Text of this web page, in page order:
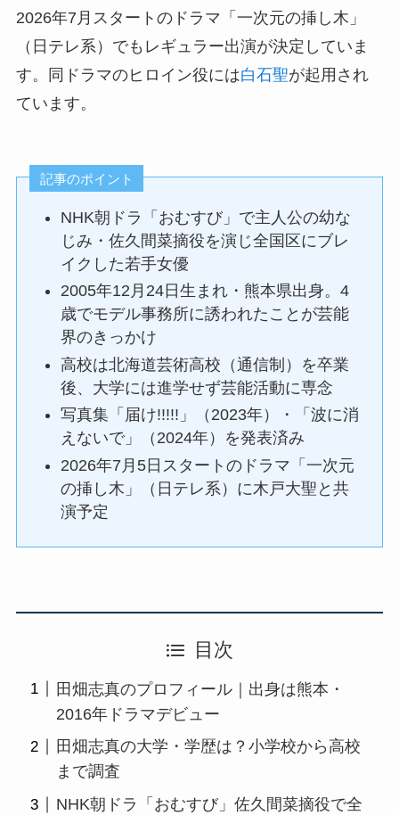
2026年7月スタートのドラマ「一次元の挿し木」
（日テレ系）でもレギュラー出演が決定していま
す。同ドラマのヒロイン役には白石聖が起用され
ています。
記事のポイント
NHK朝ドラ「おむすび」で主人公の幼な
じみ・佐久間菜摘役を演じ全国区にブレ
イクした若手女優
2005年12月24日生まれ・熊本県出身。4
歳でモデル事務所に誘われたことが芸能
界のきっかけ
高校は北海道芸術高校（通信制）を卒業
後、大学には進学せず芸能活動に専念
写真集「届け!!!!!」（2023年）・「波に消
えないで」（2024年）を発表済み
2026年7月5日スタートのドラマ「一次元
の挿し木」（日テレ系）に木戸大聖と共
演予定
目次
田畑志真のプロフィール｜出身は熊本・
2016年ドラマデビュー
田畑志真の大学・学歴は？小学校から高校
まで調査
NHK朝ドラ「おむすび」佐久間菜摘役で全